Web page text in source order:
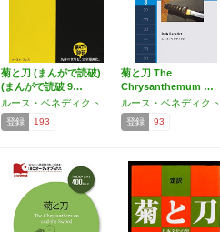
菊と刀 (まんがで読破)
(まんがで読破 9…
ルース・ベネディクト
登録 193
菊と刀 The
Chrysanthemum …
ルース・ベネディクト
登録 93